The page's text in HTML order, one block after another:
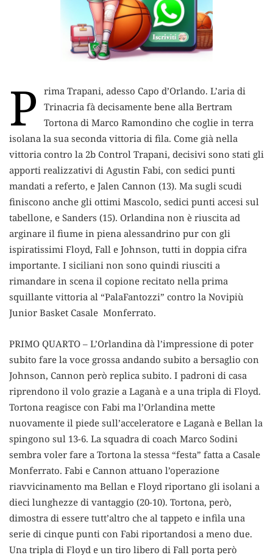
P rima Trapani, adesso Capo d’Orlando. L’aria di
Trinacria fà decisamente bene alla Bertram
Tortona di Marco Ramondino che coglie in terra
isolana la sua seconda vittoria di fila. Come già nella
vittoria contro la 2b Control Trapani, decisivi sono stati gli
apporti realizzativi di Agustin Fabi, con sedici punti
mandati a referto, e Jalen Cannon (13). Ma sugli scudi
finiscono anche gli ottimi Mascolo, sedici punti accesi sul
tabellone, e Sanders (15). Orlandina non è riuscita ad
arginare il fiume in piena alessandrino pur con gli
ispiratissimi Floyd, Fall e Johnson, tutti in doppia cifra
importante. I siciliani non sono quindi riusciti a
rimandare in scena il copione recitato nella prima
squillante vittoria al “PalaFantozzi” contro la Novipiù
Junior Basket Casale Monferrato.
PRIMO QUARTO – L’Orlandina dà l’impressione di poter
subito fare la voce grossa andando subito a bersaglio con
Johnson, Cannon però replica subito. I padroni di casa
riprendono il volo grazie a Laganà e a una tripla di Floyd.
Tortona reagisce con Fabi ma l’Orlandina mette
nuovamente il piede sull’acceleratore e Laganà e Bellan la
spingono sul 13-6. La squadra di coach Marco Sodini
sembra voler fare a Tortona la stessa “festa” fatta a Casale
Monferrato. Fabi e Cannon attuano l’operazione
riavvicinamento ma Bellan e Floyd riportano gli isolani a
dieci lunghezze di vantaggio (20-10). Tortona, però,
dimostra di essere tutt’altro che al tappeto e infila una
serie di cinque punti con Fabi riportandosi a meno due.
Una tripla di Floyd e un tiro libero di Fall porta però